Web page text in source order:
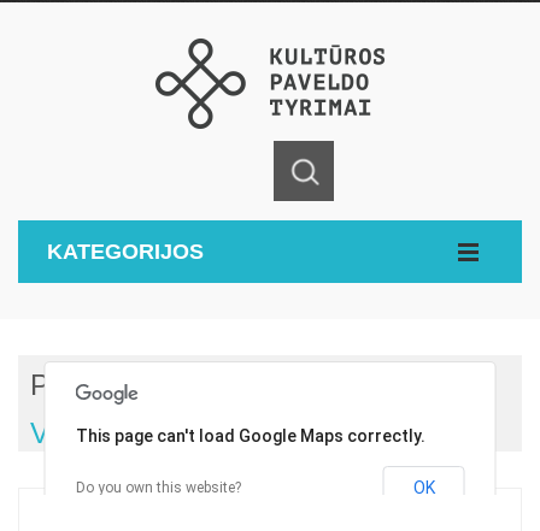
KATEGORIJOS
Pagrindinis
Vilniaus Rotušė
This page can't load Google Maps correctly.
Do you own this website? OK